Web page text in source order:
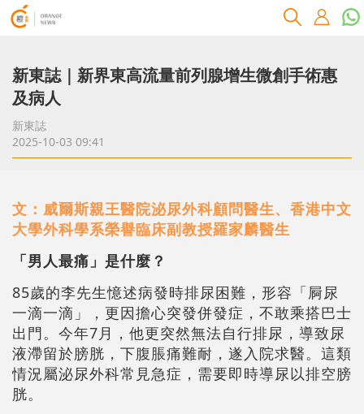
新東誌｜新界東高流量前列腺增生微創手術惠
及病人
新東誌
2025-10-03 09:41
文：威爾斯親王醫院泌尿外科顧問醫生、香港中文
大學外科學系榮譽臨床副教授羅家麟醫生
「男人最痛」是什麼？
85歲的李先生憶述病發時排尿困難，形容「屙尿
一滴一滴」，更因擔心突發併發症，不敢乘搭巴士
出門。今年7月，他更突然無法自行排尿，導致尿
液滯留於膀胱，下腹脹痛難耐，遂入院求醫。這類
情況屬泌尿外科常見急症，需要即時導尿以排空膀
胱。